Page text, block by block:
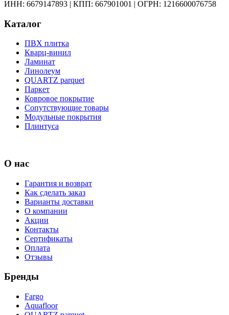
ИНН: 6679147893 | КПП: 667901001 | ОГРН: 1216600076758
Каталог
ПВХ плитка
Кварц-винил
Ламинат
Линолеум
QUARTZ parquet
Паркет
Ковровое покрытие
Сопутствующие товары
Модульные покрытия
Плинтуса
О нас
Гарантия и возврат
Как сделать заказ
Варианты доставки
О компании
Акции
Контакты
Сертификаты
Оплата
Отзывы
Бренды
Fargo
Aquafloor